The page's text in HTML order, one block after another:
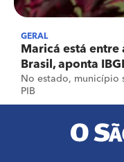
GERAL
Maricá está entre
Brasil, aponta
No estado, município
PIB